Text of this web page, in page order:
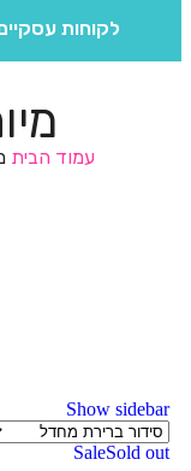
לקוחות
עמוד הבית
Show sidebar
SaleSold out